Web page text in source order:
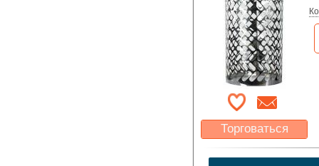
Торговаться
Какая цена Вас
устроит?